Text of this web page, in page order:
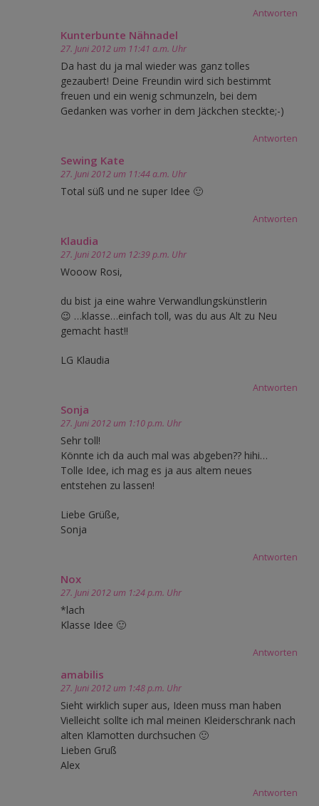
Antworten
Kunterbunte Nähnadel
27. Juni 2012 um 11:41 a.m. Uhr
Da hast du ja mal wieder was ganz tolles
gezaubert! Deine Freundin wird sich bestimmt
freuen und ein wenig schmunzeln, bei dem
Gedanken was vorher in dem Jäckchen steckte;-)
Antworten
Sewing Kate
27. Juni 2012 um 11:44 a.m. Uhr
Total süß und ne super Idee 🙂
Antworten
Klaudia
27. Juni 2012 um 12:39 p.m. Uhr
Wooow Rosi,
du bist ja eine wahre Verwandlungskünstlerin
😉 …klasse…einfach toll, was du aus Alt zu Neu
gemacht hast!!
LG Klaudia
Antworten
Sonja
27. Juni 2012 um 1:10 p.m. Uhr
Sehr toll!
Könnte ich da auch mal was abgeben?? hihi…
Tolle Idee, ich mag es ja aus altem neues
entstehen zu lassen!
Liebe Grüße,
Sonja
Antworten
Nox
27. Juni 2012 um 1:24 p.m. Uhr
*lach
Klasse Idee 🙂
Antworten
amabilis
27. Juni 2012 um 1:48 p.m. Uhr
Sieht wirklich super aus, Ideen muss man haben
Vielleicht sollte ich mal meinen Kleiderschrank nach
alten Klamotten durchsuchen 🙂
Lieben Gruß
Alex
Antworten